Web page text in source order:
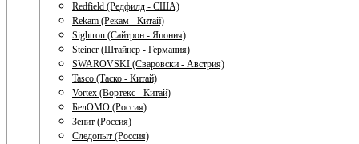
Redfield (Редфилд - США)
Rekam (Рекам - Китай)
Sightron (Сайтрон - Япония)
Steiner (Штайнер - Германия)
SWAROVSKI (Сваровски - Австрия)
Tasco (Таско - Китай)
Vortex (Вортекс - Китай)
БелОМО (Россия)
Зенит (Россия)
Следопыт (Россия)